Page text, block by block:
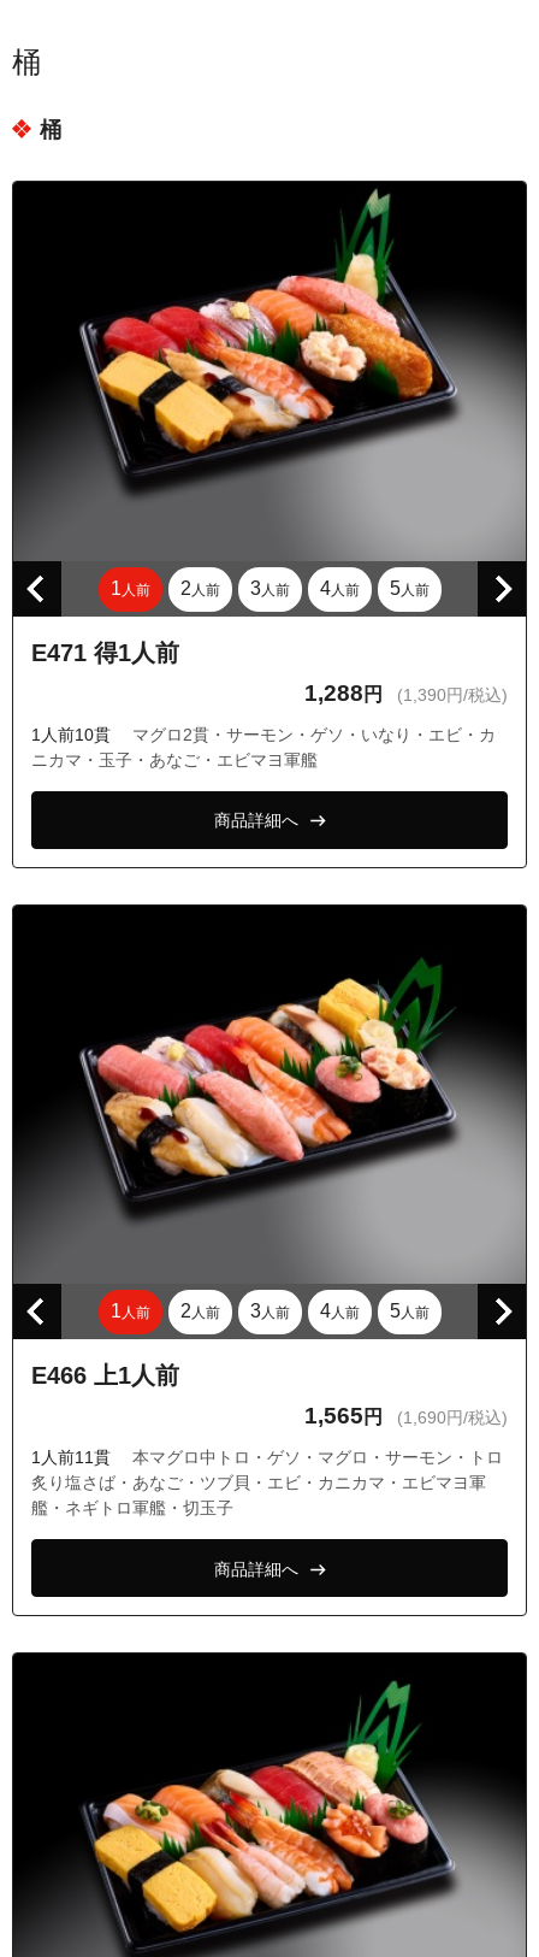
東京都品川区小山５丁目
東京都品川区戸越１丁目
東京都品川区戸越２丁目
東京都品川区戸越３丁目
東京都品川区戸越４丁目
東京都品川区戸越５丁目
東京都品川区戸越６丁目
東京都品川区中延３丁目
東京都品川区西五反田４丁目
東京都品川区西五反田６丁目
東京都品川区西五反田７丁目
東京都品川区西五反田８丁目
東京都品川区西品川２丁目
東京都品川区西品川３丁目
東京都品川区西中延３丁目
東京都品川区旗の台１丁目
東京都品川区旗の台２丁目
東京都品川区旗の台３丁目
東京都品川区旗の台６丁目
東京都品川区東中延１丁目
東京都品川区平塚１丁目
東京都品川区平塚２丁目
東京都品川区平塚３丁目
東京都品川区豊町３丁目
東京都品川区豊町４丁目
東京都品川区豊町５丁目
東京都品川区豊町６丁目
東京都品川区上大崎３丁目
東京都品川区上大崎４丁目
東京都品川区東五反田１丁目
東京都品川区東五反田２丁目
東京都品川区東五反田３丁目
桶
桶
1 人前 2 人前 3人前 4人前 5人前
E471 得1人前
1,288 円 (1,390円/税込)
1人前10貫
マグロ2貫・サーモン・ゲソ・いなり・エビ・カ
ニカマ・玉子・あなご・エビマヨ軍艦
商品詳細へ
1人前 2 人前 3人前 4人前 5人前
E466 上1人前
1,565 円 (1,690円/税込)
1人前11貫
本マグロ中トロ・ゲソ・マグロ・サーモン・トロ
炙り塩さば・あなご・ツブ貝・エビ・カニカマ・エビマヨ軍
艦・ネギトロ軍艦・切玉子
商品詳細へ